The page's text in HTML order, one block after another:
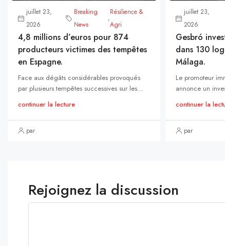
juillet 23,
2026
Breaking
News
,
Résilience &
Agri
4,8 millions d’euros pour 874
producteurs victimes des tempêtes
en Espagne.
Face aux dégâts considérables provoqués
par plusieurs tempêtes successives sur les...
continuer la lecture
par
juillet 23,
2026
Gesbró
dans 130
Málaga.
Le promoteur
annonce un
continuer la
par
Rejoignez la discussion